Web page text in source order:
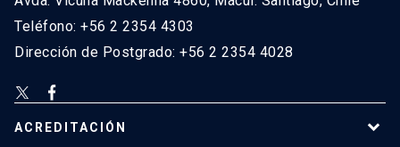
Teléfono: +56 2 2354 4303
Dirección de Postgrado: +56 2 2354 4028
ACREDITACIÓN